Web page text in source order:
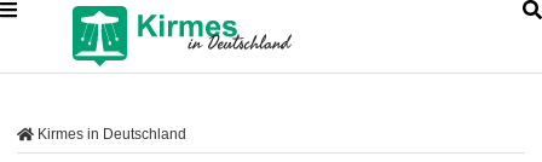
Kirmes in Deutschland